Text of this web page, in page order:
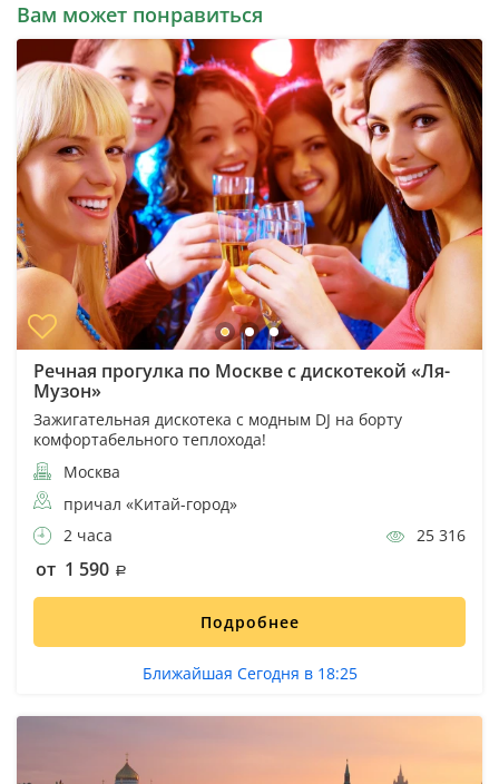
Вам может понравиться
Речная прогулка по Москве с дискотекой «Ля-
Музон»
Зажигательная дискотека с модным DJ на борту
комфортабельного теплохода!
Москва
причал «Китай-город»
2 часа
25 316
от 1 590
Подробнее
Ближайшая Сегодня в 18:25